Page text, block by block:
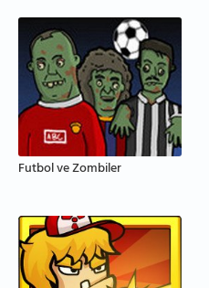
Futbol ve Zombiler